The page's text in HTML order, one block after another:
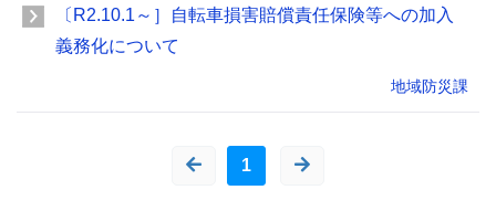
〔R2.10.1～］自転車損害賠償責任保険等への加入
義務化について
地域防災課
1